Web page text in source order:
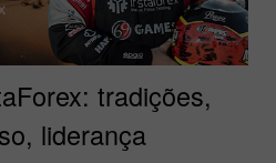
tradições,
liderança